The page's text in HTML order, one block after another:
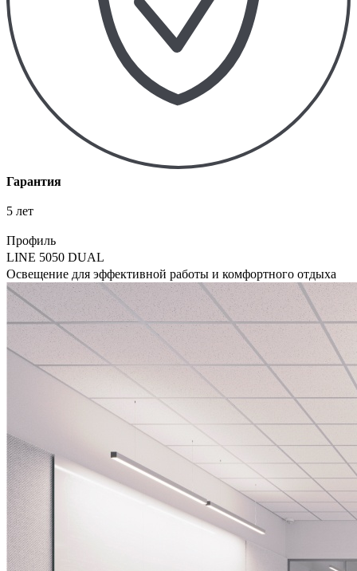
Гарантия
5 лет
Профиль
LINE 5050 DUAL
Освещение для эффективной работы и комфортного отдыха